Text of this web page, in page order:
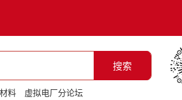
搜索
料 虚拟电厂分论坛